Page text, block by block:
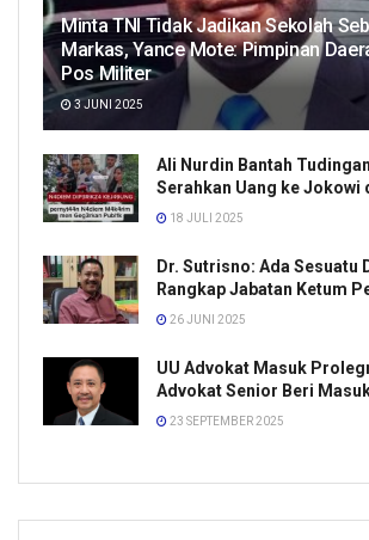
Minta TNI Tidak Jadikan Sekolah
Markas, Yance Mote: Pimpinan
Pos Militer
3 JUNI 2025
Ali Nurdin Bantah
Serahkan Uang ke Jokowi
18 JULI 2025
Dr. Sutrisno: Ada Sesuatu
Rangkap Jabatan Ketum
26 JUNI 2025
UU Advokat Masuk
Advokat Senior Beri
23 SEPTEMBER 2025